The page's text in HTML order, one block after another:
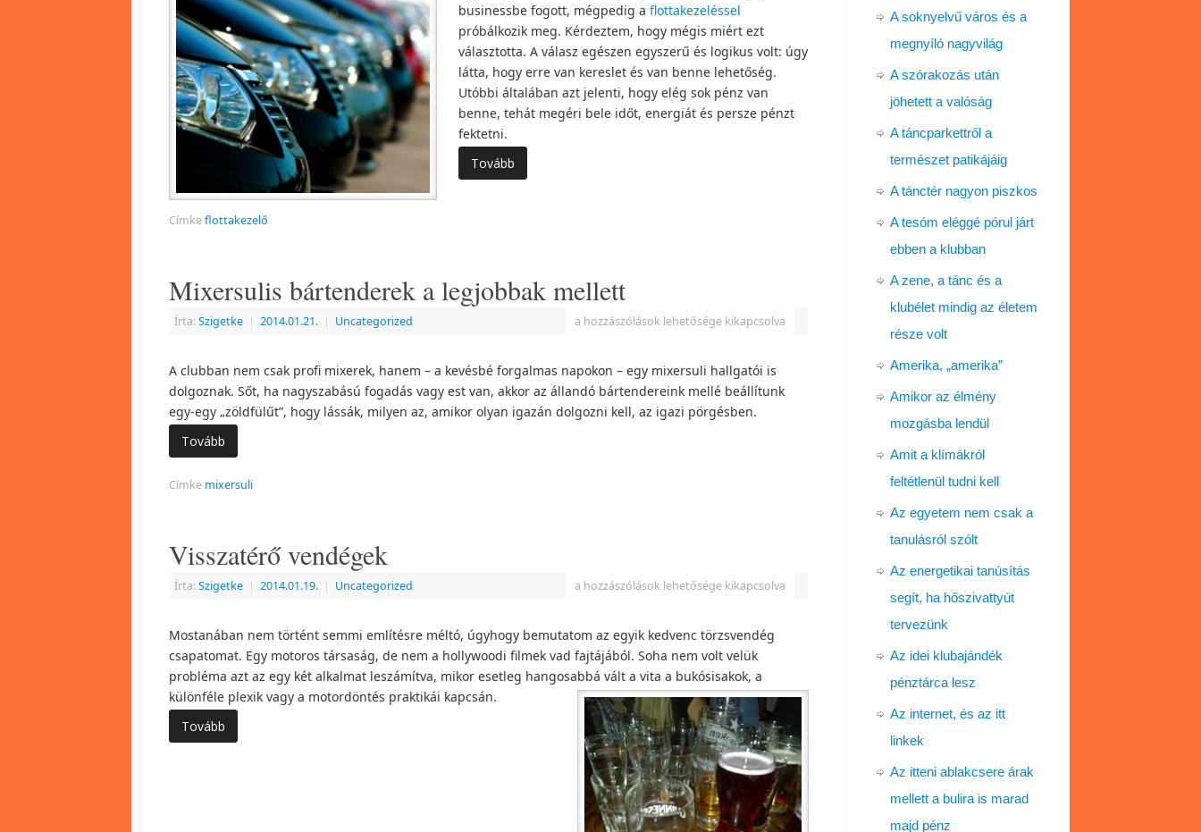
businessbe fogott, mégpedig a flottakezeléssel
próbálkozik meg. Kérdeztem, hogy mégis miért ezt
választotta. A válasz egészen egyszerű és logikus volt: úgy
látta, hogy erre van kereslet és van benne lehetőség.
Utóbbi általában azt jelenti, hogy elég sok pénz van
benne, tehát megéri bele időt, energiát és persze pénzt
fektetni.
Tovább
Címkeflottakezelő
Mixersulis bártenderek a legjobbak mellett
Írta:Szigetke | 2014.01.21. | Uncategorized a hozzászólások lehetősége kikapcsolva
A clubban nem csak profi mixerek, hanem – a kevésbé forgalmas napokon – egy mixersuli hallgatói is
dolgoznak. Sőt, ha nagyszabású fogadás vagy est van, akkor az állandó bártendereink mellé beállítunk
egy-egy „zöldfülűt”, hogy lássák, milyen az, amikor olyan igazán dolgozni kell, az igazi pörgésben.
Tovább
Címke mixersuli
Visszatérő vendégek
Írta:Szigetke | 2014.01.19. | Uncategorized a hozzászólások lehetősége kikapcsolva
Mostanában nem történt semmi említésre méltó, úgyhogy bemutatom az egyik kedvenc törzsvendég
csapatomat. Egy motoros társaság, de nem a hollywoodi filmek vad fajtájából. Soha nem volt velük
probléma azt az egy két alkalmat leszámítva, mikor esetleg hangosabbá vált a vita a bukósisakok, a
különféle plexik vagy a motordöntés praktikái kapcsán.
Tovább
A soknyelvű város és a
megnyíló nagyvilág
A szórakozás után
jöhetett a valóság
A táncparkettről a
természet patikájáig
A tánctér nagyon piszkos
A tesóm eléggé pórul járt
ebben a klubban
A zene, a tánc és a
klubélet mindig az életem
része volt
Amerika, „amerika”
Amikor az élmény
mozgásba lendül
Amit a klímákról
feltétlenül tudni kell
Az egyetem nem csak a
tanulásról szólt
Az energetikai tanúsítás
segít, ha hőszivattyút
tervezünk
Az idei klubajándék
pénztárca lesz
Az internet, és az itt
linkek
Az itteni ablakcsere árak
mellett a bulira is marad
majd pénz